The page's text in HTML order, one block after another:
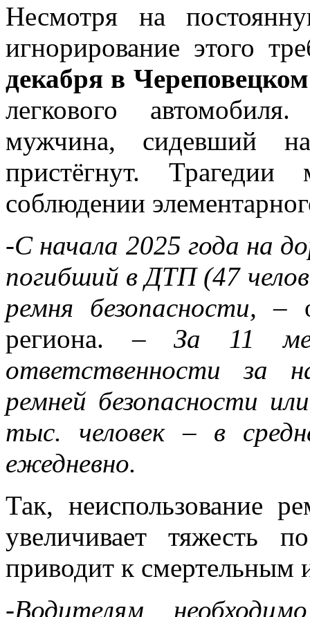
Несмотря на
игнорирование этого
декабря в
легкового
мужчина, сидевший
пристёгнут.
соблюдении
-С начала 2025 года на
погибший в ДТП (47
ремня безопасности, –
региона.– За 11
ответственности за
ремней безопасности
тыс. человек – в
ежедневно.
Так, неиспользование
увеличивает тяжесть
приводит к смертельным
-Водителям